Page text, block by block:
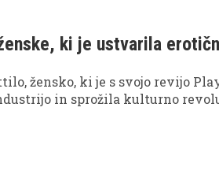
ki je ustvarila
žensko, ki je s svojo revijo
in sprožila kulturno